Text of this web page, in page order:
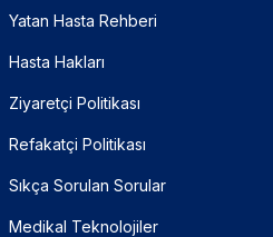
Yatan Hasta Rehberi
Hasta Hakları
Ziyaretçi Politikası
Refakatçi Politikası
Sıkça Sorulan Sorular
Medikal Teknolojiler